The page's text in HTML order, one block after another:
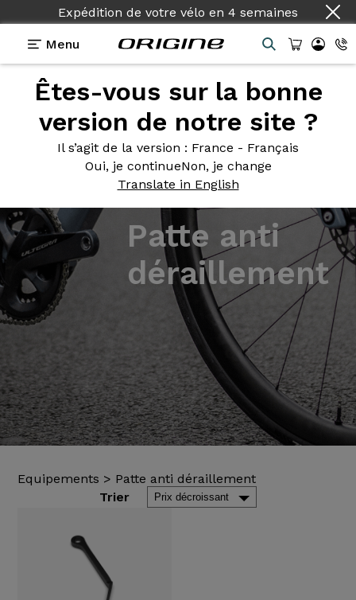
Expédition de votre vélo en 4 semaines
Menu
Êtes-vous sur la bonne
version de notre site ?
Il s’agit de la version : France - Français
Oui, je continueNon, je change
Translate in English
Patte anti
déraillement
Equipements > Patte anti déraillement
Trier